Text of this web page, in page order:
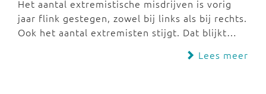
Het aantal extremistische misdrijven is vorig
jaar flink gestegen, zowel bij links als bij rechts.
Ook het aantal extremisten stijgt. Dat blijkt…
Lees meer